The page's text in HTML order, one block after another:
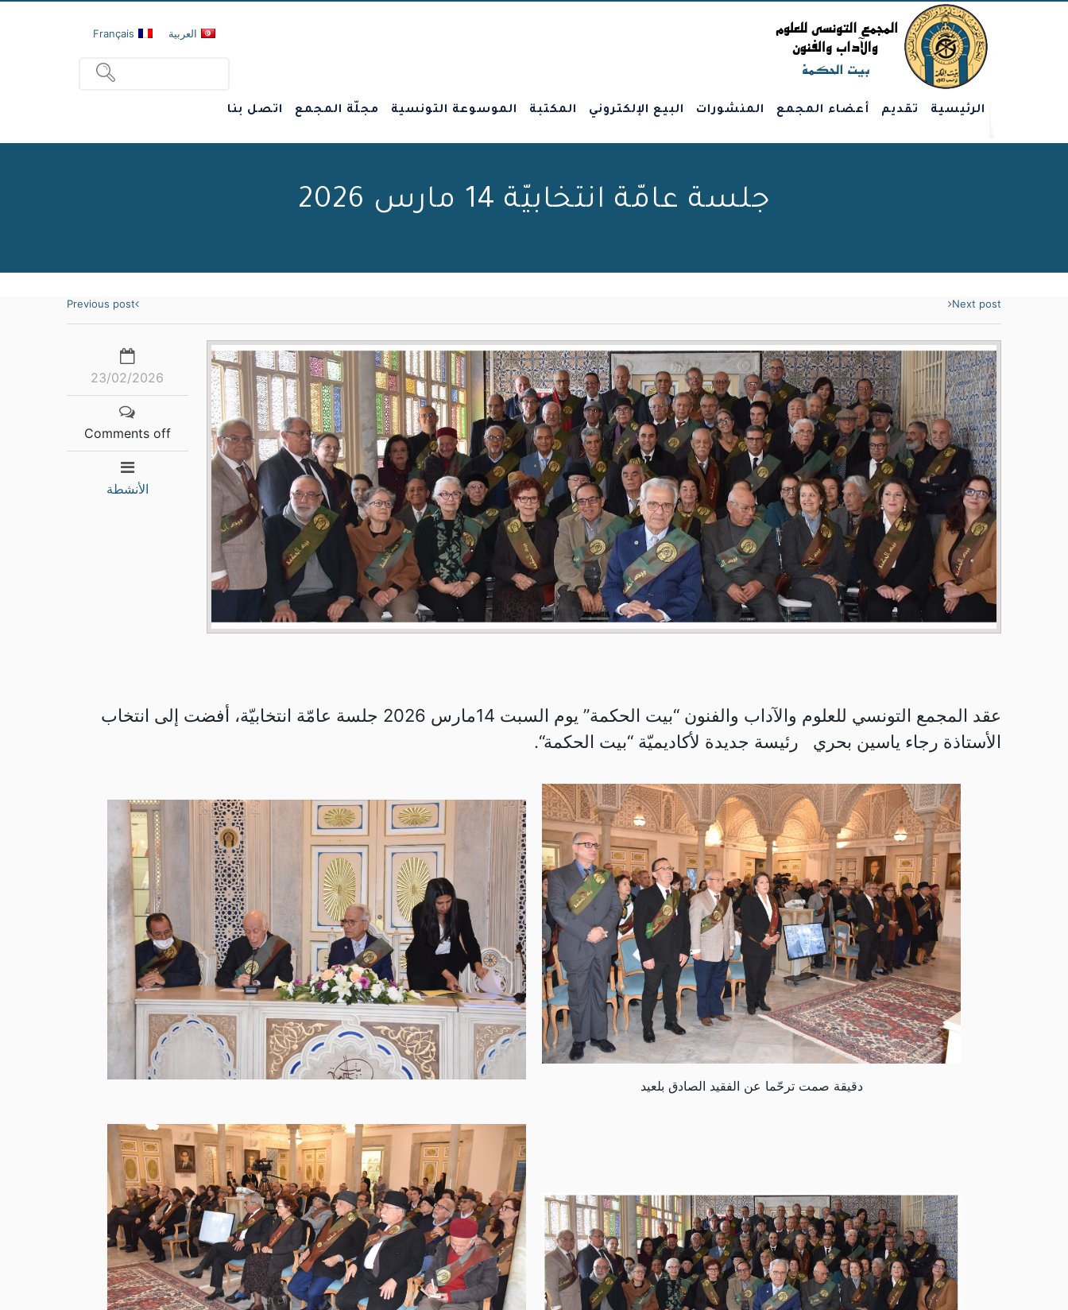
العربية Français
الرئيسية تقديم أعضاء المجمع المنشورات البيع الإلكتروني المكتبة الموسوعة التونسية مجلّة المجمع اتصل بنا
جلسة عامّة انتخابيّة 14 مارس 2026
Previous post Next post
23/02/2026
Comments off
الأنشطة
عقد المجمع التونسي للعلوم والآداب والفنون “بيت الحكمة” يوم السبت 14مارس 2026 جلسة عامّة انتخابيّة، أفضت إلى انتخاب
الأستاذة رجاء ياسين بحري رئيسة جديدة لأكاديميّة “بيت الحكمة“.
دقيقة صمت ترحّما عن الفقيد الصادق بلعيد